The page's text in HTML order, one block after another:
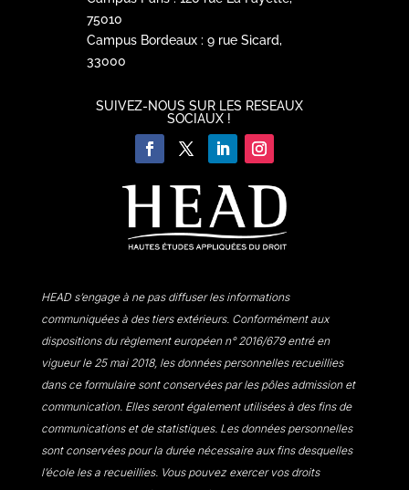
75010
Campus Bordeaux : 9 rue Sicard,
33000
SUIVEZ-NOUS SUR LES RESEAUX
SOCIAUX !
HEAD s’engage à ne pas diffuser les informations
communiquées à des tiers extérieurs. Conformément aux
dispositions du règlement européen n° 2016/679 entré en
vigueur le 25 mai 2018, les données personnelles recueillies
dans ce formulaire sont conservées par les pôles admission et
communication. Elles seront également utilisées à des fins de
communications et de statistiques. Les données personnelles
sont conservées pour la durée nécessaire aux fins desquelles
l’école les a recueillies. Vous pouvez exercer vos droits